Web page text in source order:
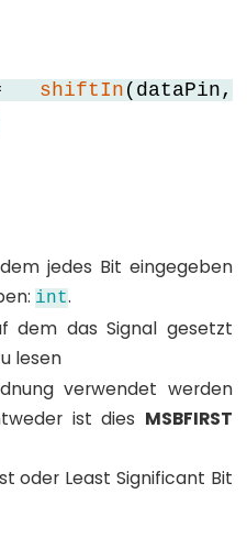
= shiftIn (dataPin,
jedes Bit eingegeben
int.
dem das Signal gesetzt
lesen
verwendet werden
ist dies MSBFIRST
oder Least Significant Bit